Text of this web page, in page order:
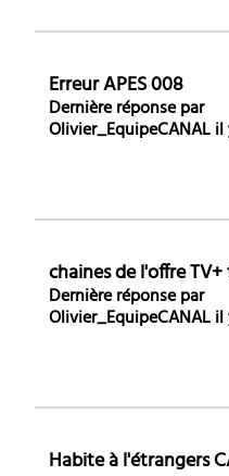
Erreur APES 008
Dernière réponse par
Olivier_EquipeCANAL il
Dernière réponse par
Olivier_EquipeCANAL il
Habite à l'étrangers